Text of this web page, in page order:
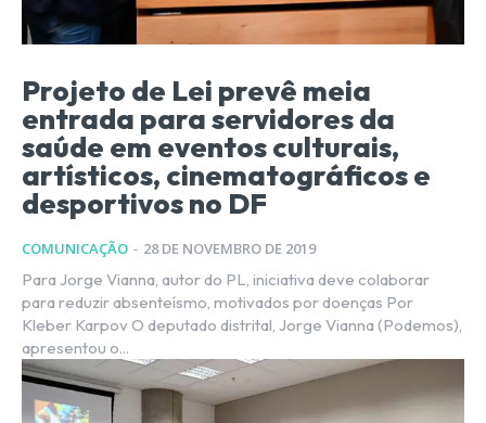
Projeto de Lei prevê meia
entrada para servidores da
saúde em eventos culturais,
artísticos, cinematográficos e
desportivos no DF
COMUNICAÇÃO - 28 DE NOVEMBRO DE 2019
Para Jorge Vianna, autor do PL, iniciativa deve colaborar
para reduzir absenteísmo, motivados por doenças Por
Kleber Karpov O deputado distrital, Jorge Vianna (Podemos),
apresentou o...